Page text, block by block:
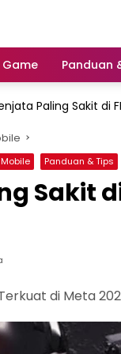
Panduan
Paling Sakit di
Mobile Panduan & Tips
Sakit
di Meta